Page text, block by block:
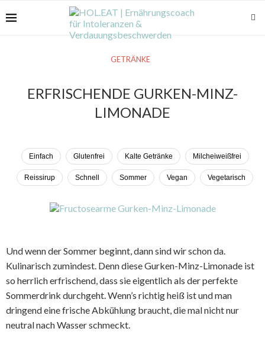
GETRÄNKE
ERFRISCHENDE GURKEN-MINZ-
LIMONADE
Einfach Glutenfrei Kalte Getränke Milcheiweißfrei
Reissirup Schnell Sommer Vegan Vegetarisch
Und wenn der Sommer beginnt, dann sind wir schon da.
Kulinarisch zumindest. Denn diese Gurken-Minz-Limonade ist
so herrlich erfrischend, dass sie eigentlich als der perfekte
Sommerdrink durchgeht. Wenn’s richtig heiß ist und man
dringend eine frische Abkühlung braucht, die mal nicht nur
neutral nach Wasser schmeckt.